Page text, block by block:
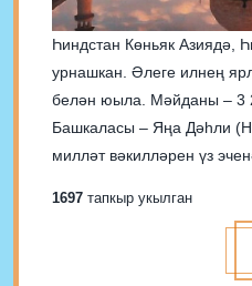
Һиндстан Көньяк Азиядә,
урнашкан. Әлеге илнең
белән юыла. Мәйданы – 3
Башкаласы – Яңа Дәһли (Нью-Дели).
милләт вәкилләрен үз
сөйләшә. Рәсми телләр
1697 тапкыр укылган